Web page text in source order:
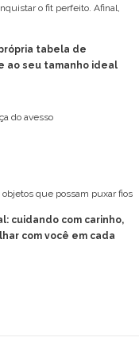
o fit perfeito. Afinal,
tabela de
ao seu tamanho ideal
do avesso
que possam puxar fios
cuidando com carinho,
com você em cada